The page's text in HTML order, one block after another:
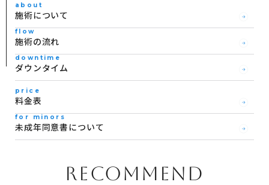
about
施術について
flow
施術の流れ
downtime
ダウンタイム
price
料金表
for minors
未成年同意書について
RECOMMEND